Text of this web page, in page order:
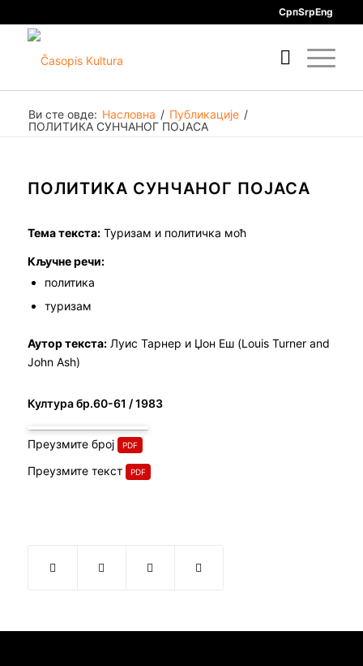
СрпSrpEng
Ви сте овде: Насловна / Публикације /
ПОЛИТИКА СУНЧАНОГ ПОЈАСА
ПОЛИТИКА СУНЧАНОГ ПОЈАСА
Тема текста:Туризам и политичка моћ
Кључне речи:
политика
туризам
Аутор текста:Луис Тарнер и Џон Еш (Louis Turner and
John Ash)
Култура бр.60-61 / 1983
Преузмите број
Преузмите текст